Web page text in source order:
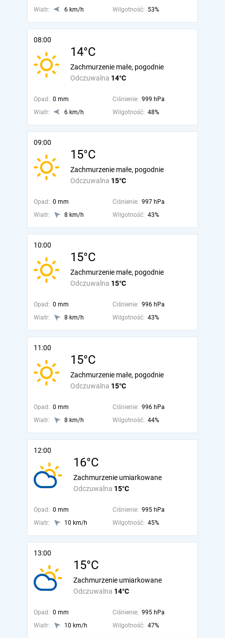
Wiatr: 6 km/h Wilgotność: 53%
08:00
14°C
Odczuwalna 14°C
Zachmurzenie małe, pogodnie
Opad: 0 mm Ciśnienie: 999 hPa
Wiatr:
6 km/h Wilgotność: 48%
09:00
15°C
Odczuwalna 15°C
Zachmurzenie małe, pogodnie
Opad: 0 mm Ciśnienie: 997 hPa
Wiatr:
8 km/h Wilgotność: 43%
10:00
15°C
Odczuwalna 15°C
Zachmurzenie małe, pogodnie
Opad: 0 mm Ciśnienie: 996 hPa
Wiatr:
8 km/h Wilgotność: 43%
11:00
15°C
Odczuwalna 15°C
Zachmurzenie małe, pogodnie
Opad: 0 mm Ciśnienie: 996 hPa
Wiatr:
8 km/h Wilgotność: 44%
12:00
16°C
Odczuwalna 15°C
Zachmurzenie umiarkowane
Opad: 0 mm Ciśnienie: 995 hPa
Wiatr:
10 km/h Wilgotność: 45%
13:00
15°C
Odczuwalna 14°C
Zachmurzenie umiarkowane
Opad: 0 mm Ciśnienie: 995 hPa
Wiatr:
10 km/h Wilgotność: 47%